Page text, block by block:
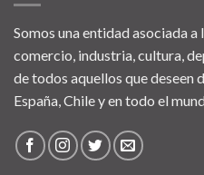
Somos una entidad asociada
comercio, industria, cultura,
de todos aquellos que deseen
España, Chile y en todo el